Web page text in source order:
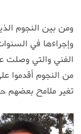
ومن بين النجوم
وإجراءها في
الفني والتي وصلت
من النجوم أقدموا
تغير ملامح بعضهم